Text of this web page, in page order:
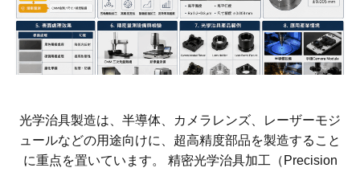
光学治具製造は、半導体、カメラレンズ、レーザーモジ
ュールなどの用途向けに、超高精度部品を製造すること
に重点を置いています。 精密光学治具加工（Precision